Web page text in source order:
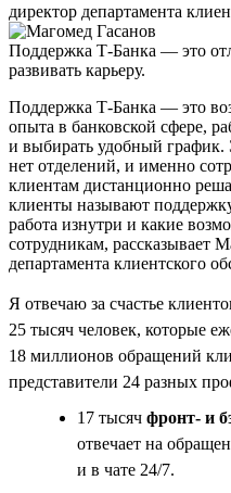
директор департамента
Поддержка Т-Банка — это
развивать карьеру.
Поддержка Т-Банка — это
опыта в банковской сфере,
и выбирать удобный график.
нет отделений, и именно
клиентам дистанционно
клиенты называют
работа изнутри и какие
сотрудникам, рассказывает
департамента клиентского
Я отвечаю за счастье
25 тысяч человек, которые
18 миллионов обращений
представители 24 разных
17 тысяч фронт- и
отвечает на
и в чате 24/7.